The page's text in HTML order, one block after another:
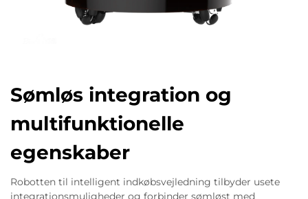
Sømløs integration og
multifunktionelle
egenskaber
Robotten til intelligent indkøbsvejledning tilbyder usete
integrationsmuligheder og forbinder sømløst med